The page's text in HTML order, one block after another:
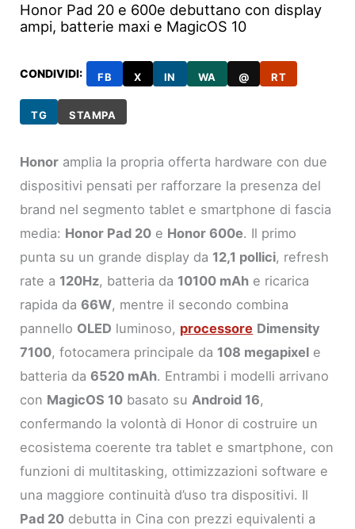
Honor Pad 20 e 600e debuttano con display
ampi, batterie maxi e MagicOS 10
CONDIVIDI: FB X IN WA @ RT
TG STAMPA
Honor amplia la propria offerta hardware con due
dispositivi pensati per rafforzare la presenza del
brand nel segmento tablet e smartphone di fascia
media: Honor Pad 20 e Honor 600e. Il primo
punta su un grande display da 12,1 pollici, refresh
rate a 120Hz, batteria da 10100 mAh e ricarica
rapida da66W, mentre il secondo combina
pannello OLED luminoso, processore Dimensity
7100, fotocamera principale da 108 megapixel e
batteria da6520 mAh. Entrambi i modelli arrivano
con MagicOS 10 basato suAndroid 16,
confermando la volontà di Honor di costruire un
ecosistema coerente tra tablet e smartphone, con
funzioni di multitasking, ottimizzazioni software e
una maggiore continuità d’uso tra dispositivi. Il
Pad 20 debutta in Cina con prezzi equivalenti a